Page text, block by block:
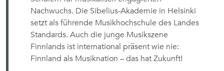
Nachwuchs. Die Sibelius-Akademie in Helsinki
setzt als führende Musikhochschule des Landes
Standards. Auch die junge Musikszene
Finnlands ist international präsent wie nie:
Finnland als Musiknation – das hat Zukunft!